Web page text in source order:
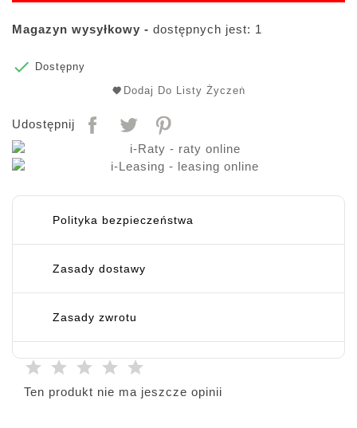
Magazyn wysyłkowy - dostępnych jest: 1

Dostępny
Dodaj Do Listy Życzeń
Udostępnij
Polityka bezpieczeństwa
Zasady dostawy
Zasady zwrotu
Ten produkt nie ma jeszcze opinii